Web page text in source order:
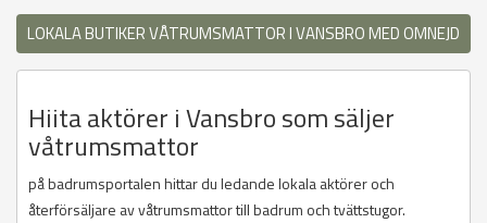
LOKALA BUTIKER VÅTRUMSMATTOR I VANSBRO MED OMNEJD
Hiita aktörer i Vansbro som säljer
våtrumsmattor
på badrumsportalen hittar du ledande lokala aktörer och
återförsäljare av våtrumsmattor till badrum och tvättstugor.